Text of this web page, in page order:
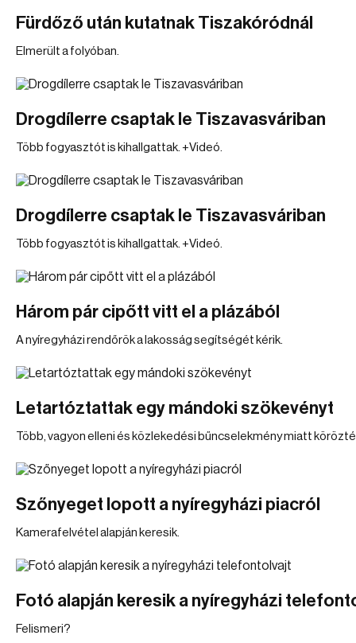
Fürdőző után kutatnak Tiszakóródnál
Elmerült a folyóban.
Drogdílerre csaptak le Tiszavasváriban
Több fogyasztót is kihallgattak. +Videó.
Drogdílerre csaptak le Tiszavasváriban
Több fogyasztót is kihallgattak. +Videó.
Három pár cipőtt vitt el a plázából
A nyíregyházi rendőrök a lakosság segítségét kérik.
Letartóztattak egy mándoki szökevényt
Több, vagyon elleni és közlekedési bűncselekmény miatt
Szőnyeget lopott a nyíregyházi piacról
Kamerafelvétel alapján keresik.
Fotó alapján keresik a nyíregyházi
Felismeri?